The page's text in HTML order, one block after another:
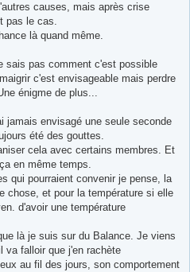
causes, mais après crise
pas le cas.
là quand même.
sais pas comment c'est possible
c'est envisageable mais perdre
énigme de plus...
jamais envisagé une seule seconde
été des gouttes.
cela avec certains membres. Et
en même temps.
qui pourraient convenir je pense, la
chose, et pour la température si elle
d'avoir une température
là je suis sur du Balance. Je viens
va falloir que j'en rachète
au fil des jours, son comportement